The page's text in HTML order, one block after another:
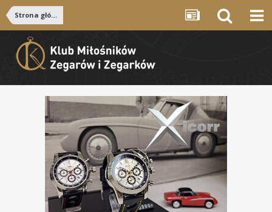
Strona główna